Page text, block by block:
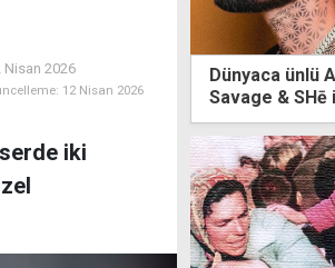
Nisan 2026
12 Nisan 2026
iki
Dünyaca ünlü
Savage &